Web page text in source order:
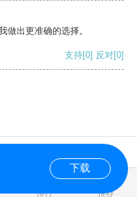
做出更准确的选择。
支持[0] 反对[0]
排行 推荐
下载
0.017849s